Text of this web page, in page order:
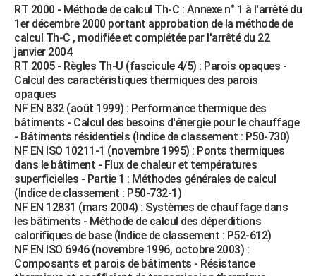
RT 2000 - Méthode de calcul Th-C : Annexe n° 1 à l'arrêté du
1er décembre 2000 portant approbation de la méthode de
calcul Th-C , modifiée et complétée par l'arrêté du 22
janvier 2004
RT 2005 - Règles Th-U (fascicule 4/5) : Parois opaques -
Calcul des caractéristiques thermiques des parois
opaques
NF EN 832 (août 1999) : Performance thermique des
bâtiments - Calcul des besoins d'énergie pour le chauffage
- Bâtiments résidentiels (Indice de classement : P50-730)
NF EN ISO 10211-1 (novembre 1995) : Ponts thermiques
dans le bâtiment - Flux de chaleur et températures
superficielles - Partie 1 : Méthodes générales de calcul
(Indice de classement : P50-732-1)
NF EN 12831 (mars 2004) : Systèmes de chauffage dans
les bâtiments - Méthode de calcul des déperditions
calorifiques de base (Indice de classement : P52-612)
NF EN ISO 6946 (novembre 1996, octobre 2003) :
Composants et parois de bâtiments - Résistance